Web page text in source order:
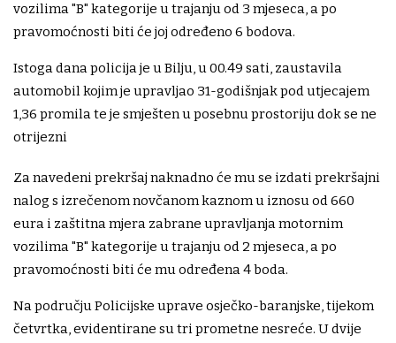
vozilima "B" kategorije u trajanju od 3 mjeseca, a po
pravomoćnosti biti će joj određeno 6 bodova.
Istoga dana policija je u Bilju, u 00.49 sati, zaustavila
automobil kojim je upravljao 31-godišnjak pod utjecajem
1,36 promila te je smješten u posebnu prostoriju dok se ne
otrijezni
Za navedeni prekršaj naknadno će mu se izdati prekršajni
nalog s izrečenom novčanom kaznom u iznosu od 660
eura i zaštitna mjera zabrane upravljanja motornim
vozilima "B" kategorije u trajanju od 2 mjeseca, a po
pravomoćnosti biti će mu određena 4 boda.
Na području Policijske uprave osječko-baranjske, tijekom
četvrtka, evidentirane su tri prometne nesreće. U dvije